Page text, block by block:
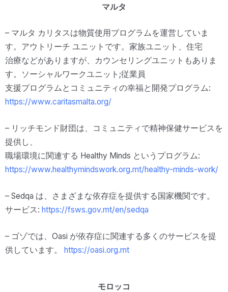
マルタ
– マルタ カリタスは物質使用プログラムを運営していま
す。アウトリーチ ユニットです。家族ユニット、住宅
治療などがありますが、カウンセリングユニットもありま
す。ソーシャルワークユニット;従業員
支援プログラムとコミュニティの幸福と開発プログラム:
https://www.caritasmalta.org/
– リッチモンド財団は、コミュニティで精神保健サービスを
提供し、
職場環境に関連する Healthy Minds というプログラム:
https://www.healthymindswork.org.mt/healthy-minds-work/
– Sedqa は、さまざまな依存症を提供する国家機関です。
サービス: https://fsws.gov.mt/en/sedqa
– ゴゾでは、Oasi が依存症に関連する多くのサービスを提
供しています。 https://oasi.org.mt
モロッコ